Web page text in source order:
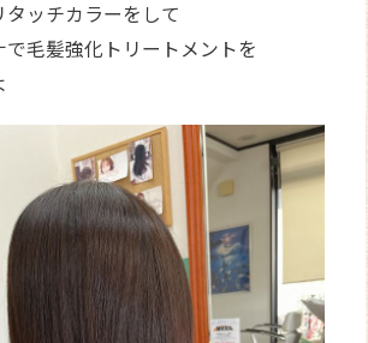
ッチカラーをして
毛髪強化トリートメントを